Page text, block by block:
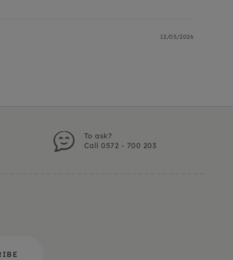
12/03/2026
To ask?
Call 0572 - 700 203